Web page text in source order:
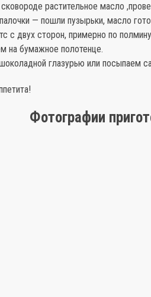
растительное масло
— пошли пузырьки, масло
с двух сторон, примерно по
на бумажное полотенце.
глазурью или посыпаем
Фотографии